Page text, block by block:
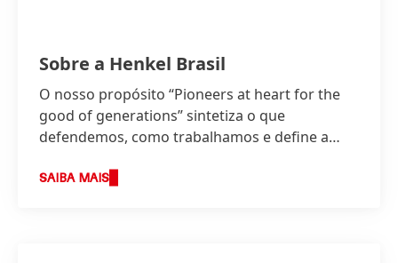
Sobre a Henkel Brasil
O nosso propósito “Pioneers at heart for the
good of generations” sintetiza o que
defendemos, como trabalhamos e define a
SAIBA MAIS